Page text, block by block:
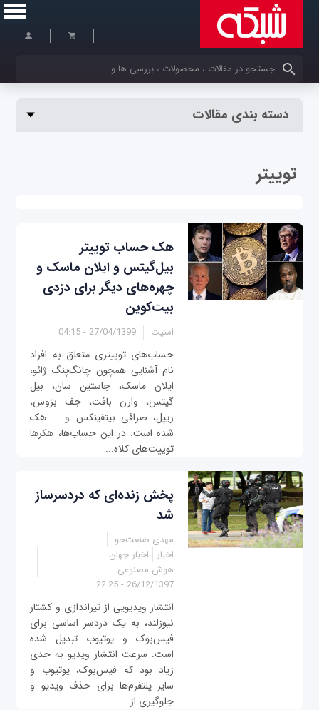
کلمات کلیدی خود را وارد کنید
دسته بندی مقالات
توییتر
هک حساب توییتر
بیل‌گیتس و ایلان ماسک و
چهره‌های دیگر برای دزدی
بیت‌کوین
امنیت 27/04/1399 - 04:15
حساب‌های توییتری متعلق به افراد
نام آشنایی همچون چانگ‌پنگ ژائو،
ایلان ماسک، جاستین سان، بیل
گیتس، وارن بافت، جف بزوس،
ریپل، صرافی بیتفینکس و … هک
شده است. در این حساب‌ها، هکرها
توییت‌های کلاه‌...
پخش زنده‌ای که دردسرساز
شد
مهدی صنعت‌جو
اخبار
اخبار جهان
هوش مصنوعی
26/12/1397 - 22:25
انتشار ویدیویی از تیراندازی و کشتار
نیوزلند، به یک دردسر اساسی برای
فیس‌بوک و یوتیوب تبدیل شده
است. سرعت انتشار ویدیو به حدی
زیاد بود که فیس‌بوک، یوتیوب و
سایر پلتفرم‌ها برای حذف ویدیو و
جلوگیری از...